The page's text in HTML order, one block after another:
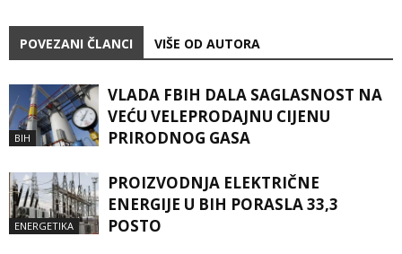
POVEZANI ČLANCI VIŠE OD AUTORA
BIH
VLADA FBIH DALA SAGLASNOST NA
VEĆU VELEPRODAJNU CIJENU
PRIRODNOG GASA
ENERGETIKA
PROIZVODNJA ELEKTRIČNE
ENERGIJE U BIH PORASLA 33,3
POSTO